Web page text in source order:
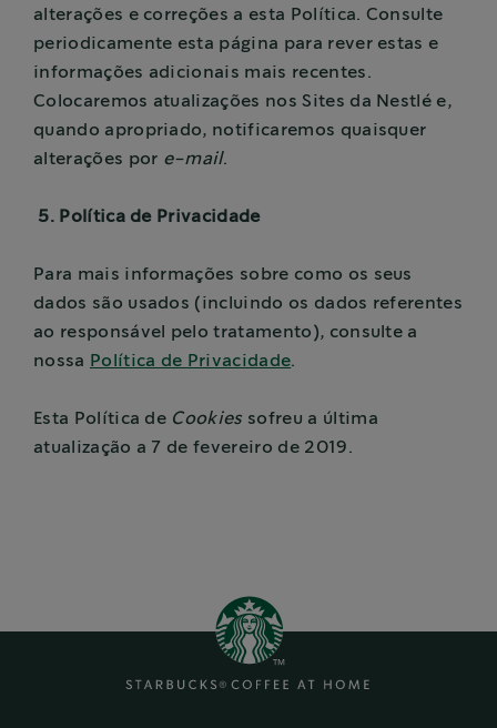
alterações e correções a esta Política. Consulte
periodicamente esta página para rever estas e
informações adicionais mais recentes.
Colocaremos atualizações nos Sites da Nestlé e,
quando apropriado, notificaremos quaisquer
alterações por e-mail.
5. Política de Privacidade
Para mais informações sobre como os seus
dados são usados (incluindo os dados referentes
ao responsável pelo tratamento), consulte a
nossa Política de Privacidade.
Esta Política de Cookies sofreu a última
atualização a 7 de fevereiro de 2019.